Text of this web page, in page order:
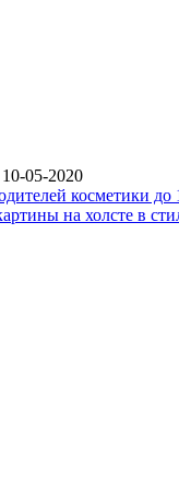
05-2020
косметики до
на холсте в